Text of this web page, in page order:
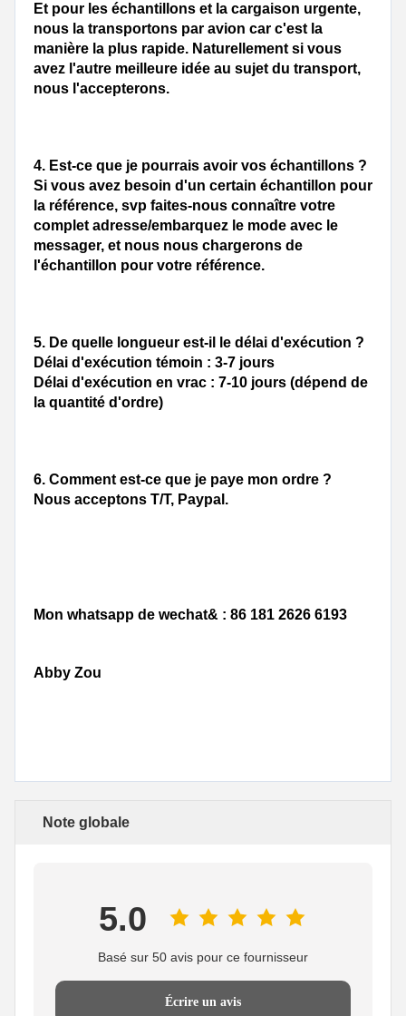
Et pour les échantillons et la cargaison urgente,
nous la transportons par avion car c'est la
manière la plus rapide. Naturellement si vous
avez l'autre meilleure idée au sujet du transport,
nous l'accepterons.
4. Est-ce que je pourrais avoir vos échantillons ?
Si vous avez besoin d'un certain échantillon pour
la référence, svp faites-nous connaître votre
complet adresse/embarquez le mode avec le
messager, et nous nous chargerons de
l'échantillon pour votre référence.
5. De quelle longueur est-il le délai d'exécution ?
Délai d'exécution témoin : 3-7 jours
Délai d'exécution en vrac : 7-10 jours (dépend de
la quantité d'ordre)
6. Comment est-ce que je paye mon ordre ?
Nous acceptons T/T, Paypal.
Mon whatsapp de wechat& : 86 181 2626 6193
Abby Zou
Note globale
5.0
Basé sur 50 avis pour ce fournisseur
Écrire un avis